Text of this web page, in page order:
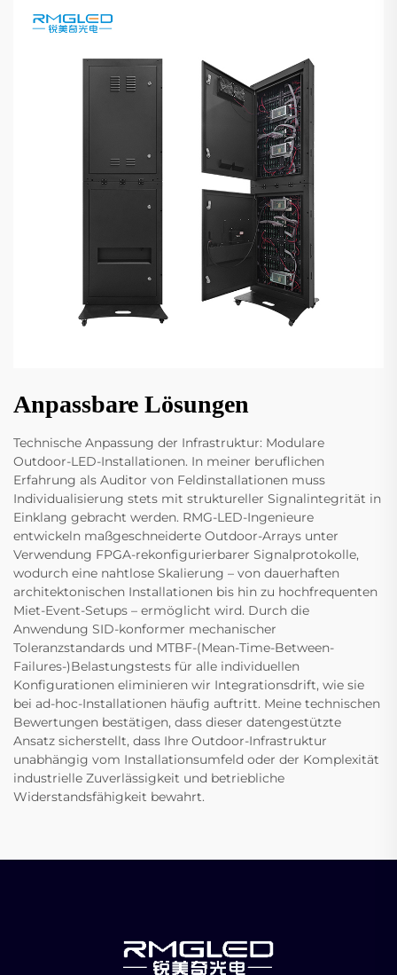
Anpassbare Lösungen
Technische Anpassung der Infrastruktur: Modulare
Outdoor-LED-Installationen. In meiner beruflichen
Erfahrung als Auditor von Feldinstallationen muss
Individualisierung stets mit struktureller Signalintegrität in
Einklang gebracht werden. RMG-LED-Ingenieure
entwickeln maßgeschneiderte Outdoor-Arrays unter
Verwendung FPGA-rekonfigurierbarer Signalprotokolle,
wodurch eine nahtlose Skalierung – von dauerhaften
architektonischen Installationen bis hin zu hochfrequenten
Miet-Event-Setups – ermöglicht wird. Durch die
Anwendung SID-konformer mechanischer
Toleranzstandards und MTBF-(Mean-Time-Between-
Failures-)Belastungstests für alle individuellen
Konfigurationen eliminieren wir Integrationsdrift, wie sie
bei ad-hoc-Installationen häufig auftritt. Meine technischen
Bewertungen bestätigen, dass dieser datengestützte
Ansatz sicherstellt, dass Ihre Outdoor-Infrastruktur
unabhängig vom Installationsumfeld oder der Komplexität
industrielle Zuverlässigkeit und betriebliche
Widerstandsfähigkeit bewahrt.